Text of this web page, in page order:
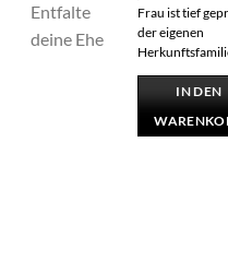
Frau ist tief
der eigenen
IN DEN